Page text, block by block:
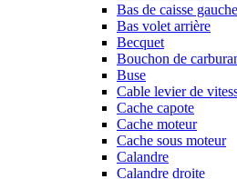
Bas de caisse gauche
Bas volet arrière
Becquet
Bouchon de
Buse
Cable levier de
Cache capote
Cache moteur
Cache sous moteur
Calandre
Calandre droite